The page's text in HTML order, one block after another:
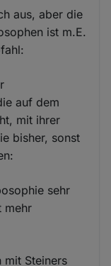
aus, aber die
ist m.E.
auf dem
mit ihrer
bisher, sonst
sehr
mehr
mit Steiners